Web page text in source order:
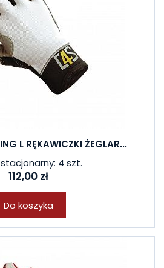
L RĘKAWICZKI ŻEGLAR...
4 szt.
112,00 zł
Do koszyka